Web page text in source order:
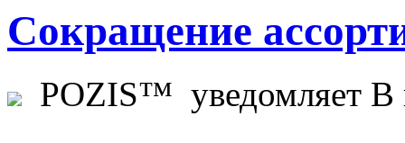
Сокращение
POZIS™ уведомляет В